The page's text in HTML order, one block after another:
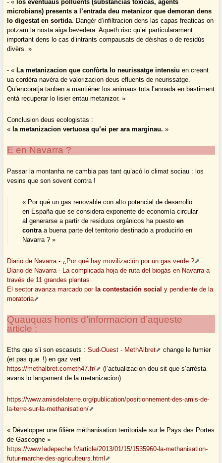
- « los eventuaus polluents (substàncias toxicas, agents
microbians) presents a l’entrada deu metanizor que demoran dens
lo digestat en sortida. Dangèr d’infiltracion dens las capas freaticas on
potzam la nosta aiga bevedera. Aqueth risc qu’ei particularament
important dens lo cas d’intrants compausats de dèishas o de residús
divèrs. »
- « La metanizacion que confòrta lo neurissatge intensiu en creant
ua cordèra navèra de valorizacion deus efluents de neurissatge.
Qu’encoratja tanben a mantiéner los animaus tota l’annada en bastiment
entà recuperar lo lisier entau metanizor. »
Conclusion deus ecologistas :
« la metanizacion vertuosa qu’ei per ara marginau. »
E en Navarra ?
Passar la montanha ne cambia pas tant qu’acò lo climat sociau : los
vesins que son sovent contra !
« Por qué un gas renovable con alto potencial de desarrollo
en España que se considera exponente de economía circular
al generarse a partir de residuos orgánicos ha puestoen
contraa buena parte del territorio destinado a producirlo en
Navarra ? »
Diario de Navarra - ¿Por qué hay movilización por un gas verde ?
Diario de Navarra - La complicada hoja de ruta del biogás en Navarra a
través de 11 grandes plantas
El sector avanza marcado por la contestación social y pendiente de la
moratoria
Quauquas honts d’informacion d’aqueste
article :
Eths que s’i son escasuts :Sud-Ouest - MethAlbret
change le fumier
(et pas que !) en gaz vert
https://methalbret.cometh47.fr/
(l’actualizacion deu sit que s’arrèsta
avans lo lançament de la metanizacion)
https://www.amisdelaterre.org/publication/positionnement-des-amis-de-
la-terre-sur-la-methanisation/
« Développer une filière méthanisation territoriale sur le Pays des Portes
de Gascogne »
https://www.ladepeche.fr/article/2013/01/15/1535960-la-methanisation-
futur-marche-des-agriculteurs.html